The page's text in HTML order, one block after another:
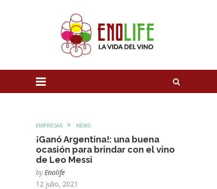
EMPRESAS NEWS
¡Ganó Argentina!: una buena
ocasión para brindar con el vino
de Leo Messi
by Enolife
12 julio, 2021